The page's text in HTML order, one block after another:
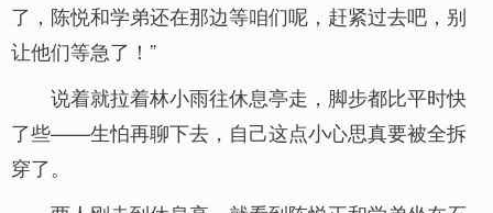
了，陈悦和学弟还在那边等咱们呢，赶紧过去吧，别
让他们等急了！”
说着就拉着林小雨往休息亭走，脚步都比平时快
了些——生怕再聊下去，自己这点小心思真要被全拆
穿了。